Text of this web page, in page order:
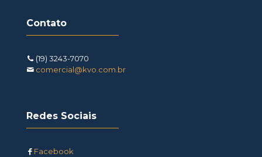
Contato
(19) 3243-7070
comercial@kvo.com.br
Redes Sociais
Facebook